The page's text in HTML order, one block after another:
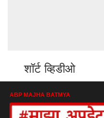
शॉर्ट व्हिडीओ
ABP MAJHA BATMYA